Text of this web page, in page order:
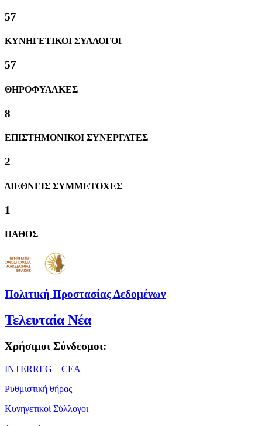
61
ΚΥΝΗΓΕΤΙΚΟΙ ΣΥΛΛΟΓΟΙ
61
ΘΗΡΟΦΥΛΑΚΕΣ
8
ΕΠΙΣΤΗΜΟΝΙΚΟΙ ΣΥΝΕΡΓΑΤΕΣ
2
ΔΙΕΘΝΕΙΣ ΣΥΜΜΕΤΟΧΕΣ
1
ΠΑΘΟΣ
Πολιτική Προστασίας Δεδομένων
Τελευταία Νέα
Χρήσιμοι Σύνδεσμοι:
ΙΝΤΕRREG – CEA
Ρυθμιστική θήρας
Κυνηγετικοί Σύλλογοι